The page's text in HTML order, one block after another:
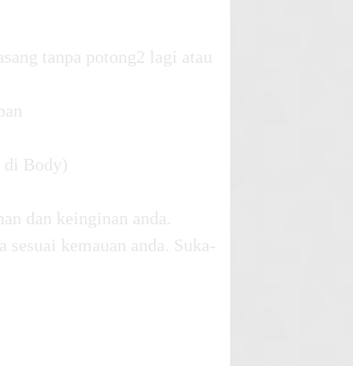
tanpa potong2 lagi atau
di Body)
dan keinginan anda.
kemauan anda. Suka-